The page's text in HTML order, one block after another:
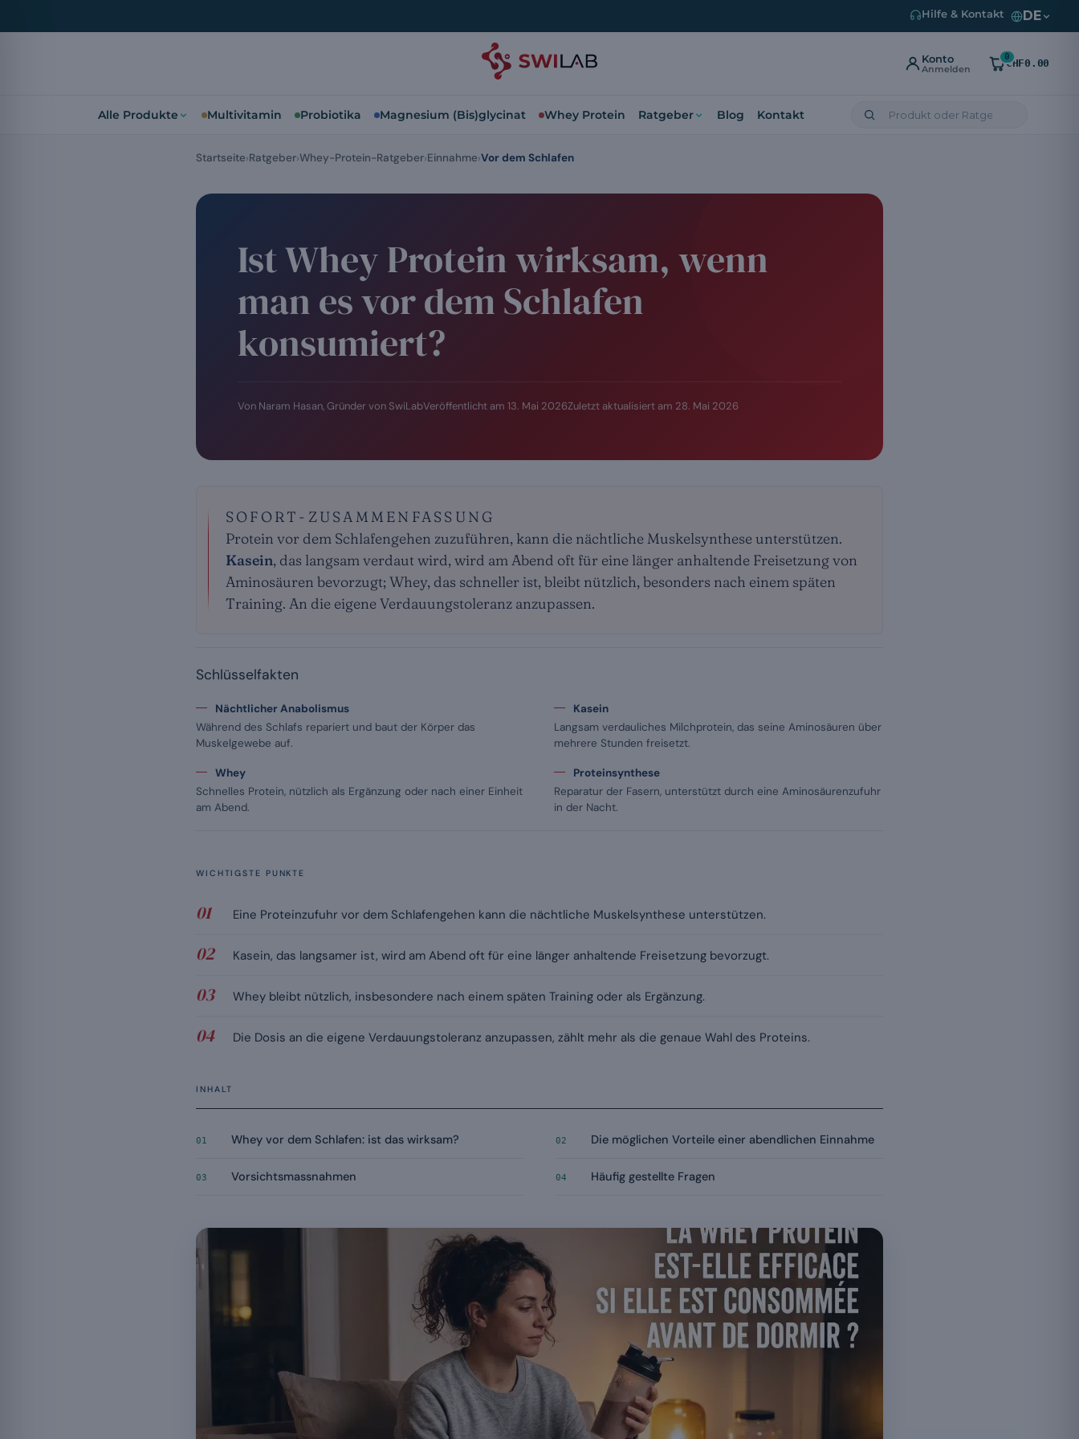
Hilfe & Kontakt DE
Konto
Anmelden
0
CHF0.00
Alle Produkte Multivitamin Probiotika Magnesium (Bis)glycinat Whey Protein Ratgeber Blog Kontakt
Ist Whey Protein wirksam, wenn
man es vor dem Schlafen
konsumiert?
Von Naram Hasan, Gründer von SwiLabVeröffentlicht am 13. Mai 2026Zuletzt aktualisiert am 28. Mai 2026
SOFORT-ZUSAMMENFASSUNG
Protein vor dem Schlafengehen zuzuführen, kann die nächtliche Muskelsynthese unterstützen.
Kasein, das langsam verdaut wird, wird am Abend oft für eine länger anhaltende Freisetzung von
Aminosäuren bevorzugt; Whey, das schneller ist, bleibt nützlich, besonders nach einem späten
Training. An die eigene Verdauungstoleranz anzupassen.
Schlüsselfakten
Nächtlicher Anabolismus
Während des Schlafs repariert und baut der Körper das
Muskelgewebe auf.
Kasein
Langsam verdauliches Milchprotein, das seine Aminosäuren über
mehrere Stunden freisetzt.
Whey
Schnelles Protein, nützlich als Ergänzung oder nach einer Einheit
am Abend.
Proteinsynthese
Reparatur der Fasern, unterstützt durch eine Aminosäurenzufuhr
in der Nacht.
WICHTIGSTE PUNKTE
Eine Proteinzufuhr vor dem Schlafengehen kann die nächtliche Muskelsynthese unterstützen.
Kasein, das langsamer ist, wird am Abend oft für eine länger anhaltende Freisetzung bevorzugt.
Whey bleibt nützlich, insbesondere nach einem späten Training oder als Ergänzung.
Die Dosis an die eigene Verdauungstoleranz anzupassen, zählt mehr als die genaue Wahl des Proteins.
INHALT
01 Whey vor dem Schlafen: ist das wirksam? 02 Die möglichen Vorteile einer abendlichen Einnahme
03 Vorsichtsmassnahmen 04 Häufig gestellte Fragen
Startseite Ratgeber Whey-Protein-Ratgeber Einnahme Vor dem Schlafen